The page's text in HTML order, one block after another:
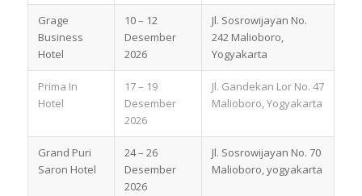
Grage
Business
Hotel
10 – 12
Desember
2026
Jl. Sosrowijayan No.
242 Malioboro,
Yogyakarta
Prima In
Hotel
17 – 19
Desember
2026
Jl. Gandekan Lor No. 47
Malioboro, Yogyakarta
Grand Puri
Saron Hotel
24 – 26
Desember
2026
Jl. Sosrowijayan No. 70
Malioboro, yogyakarta